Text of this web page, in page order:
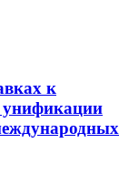
к
унификации